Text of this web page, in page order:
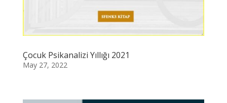
Çocuk Psikanalizi Yıllığı 2021
May 27, 2022